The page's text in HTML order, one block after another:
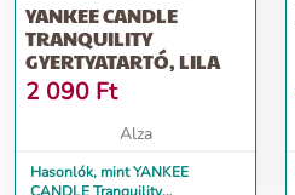
YANKEE CANDLE
TRANQUILITY
GYERTYATARTÓ, LILA
2 090 Ft
Alza
Hasonlók, mint YANKEE